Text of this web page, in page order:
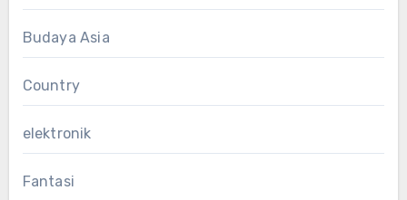
Budaya Asia
Country
elektronik
Fantasi